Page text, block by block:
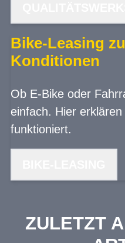
Bike-Leasing
Konditionen
Ob E-Bike oder
einfach. Hier
funktioniert.
ZULETZT